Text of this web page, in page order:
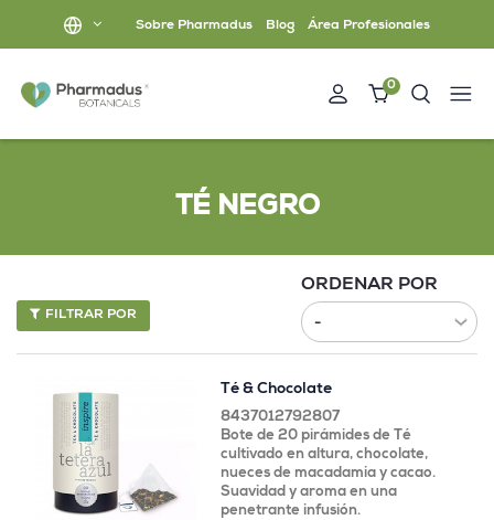
Sobre Pharmadus Blog Área Profesionales
0
TÉ NEGRO
ORDENAR POR
FILTRAR POR
Té & Chocolate
8437012792807
Bote de 20 pirámides de Té
cultivado en altura, chocolate,
nueces de macadamia y cacao.
Suavidad y aroma en una
penetrante infusión.